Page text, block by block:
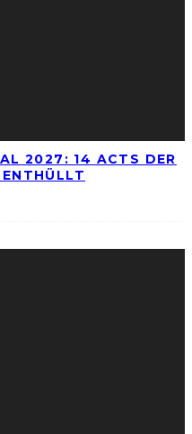
2027: 14 ACTS DER